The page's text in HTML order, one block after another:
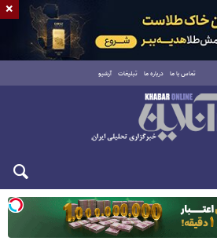
تماس با ما درباره ما تبلیغات آرشیو
×